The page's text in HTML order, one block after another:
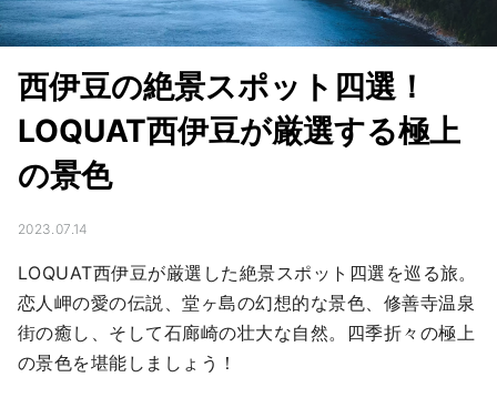
西伊豆の絶景スポット四選！
LOQUAT西伊豆が厳選する極上
の景色
2023.07.14
LOQUAT西伊豆が厳選した絶景スポット四選を巡る旅。
恋人岬の愛の伝説、堂ヶ島の幻想的な景色、修善寺温泉
街の癒し、そして石廊崎の壮大な自然。四季折々の極上
の景色を堪能しましょう！